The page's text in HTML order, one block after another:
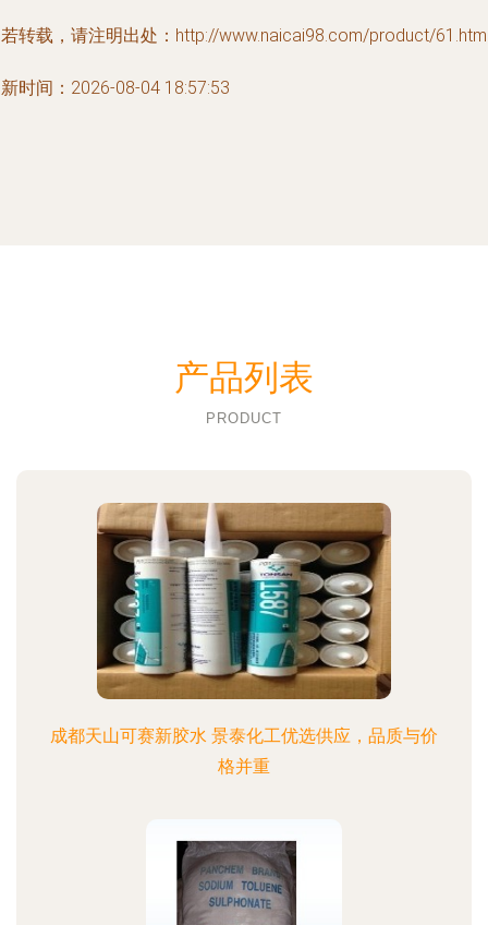
转载，请注明出处：http://www.naicai98.com/product/
时间：2026-08-04 18:57:53
产品列表
PRODUCT
成都天山可赛新胶水 景泰化工优选供应，品质与价
格并重